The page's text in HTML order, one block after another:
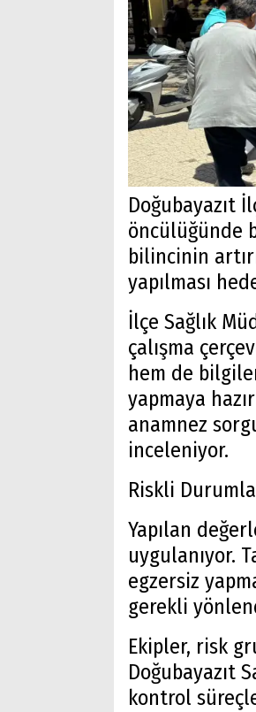
Doğubayazıt
öncülüğünde
bilincinin
yapılması
İlçe Sağlık
çalışma
hem de
yapmaya
anamnez
inceleniyor.
Riskli
Yapılan
uygulanıyor.
egzersiz
gerekli
Ekipler, risk
Doğubayazıt
kontrol